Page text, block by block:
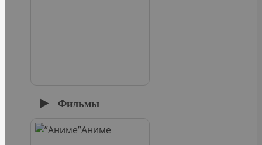
Фильмы
Аниме